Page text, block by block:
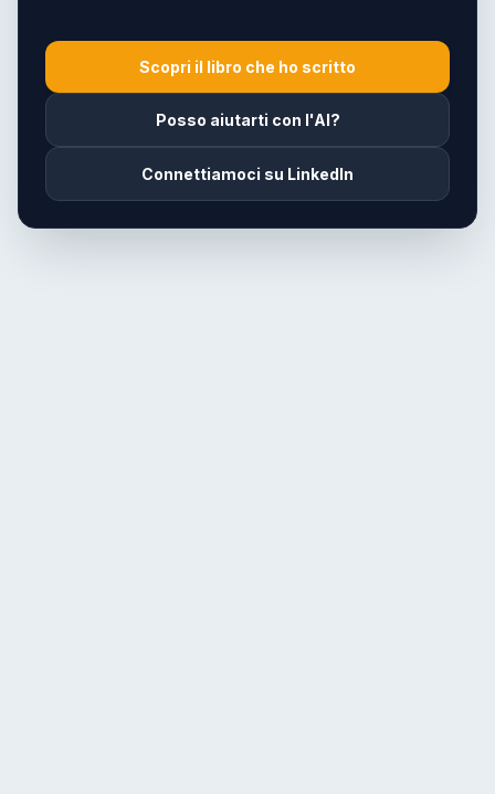
Scopri il libro che ho scritto
Posso aiutarti con l'AI?
Connettiamoci su LinkedIn